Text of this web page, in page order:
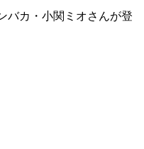
バカ・小関ミオさんが登